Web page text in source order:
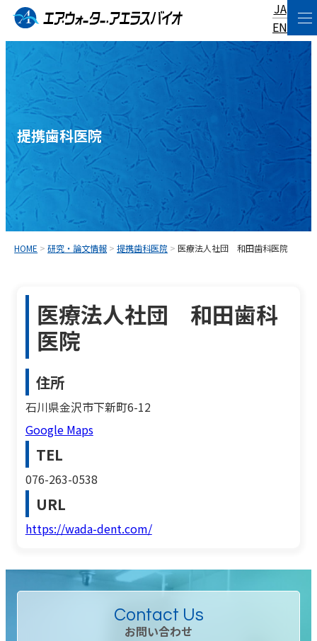
コ
ン
テ
ン
へ
ス
キ
ッ
プ
EN
JA
提携歯科医院
HOME >研究・論文情報 >提携歯科医院 >医療法人社団 和田歯科医院
医療法人社団 和田歯科
医院
住所
石川県金沢市下新町6-12
Google Maps
TEL
076-263-0538
URL
https://wada-dent.com/
Contact Us
お問い合わせ